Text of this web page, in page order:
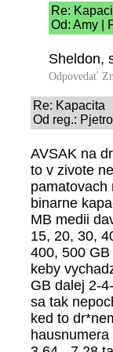
Re:
Od: Amy |
Sheldon,
Odpovedať
Re: Kapacita
Od reg.:
AVSAK na
to v zivote
pamatovach
binarne
MB medii
15, 20, 30,
400, 500
keby
GB dalej 2-
sa tak
ked to